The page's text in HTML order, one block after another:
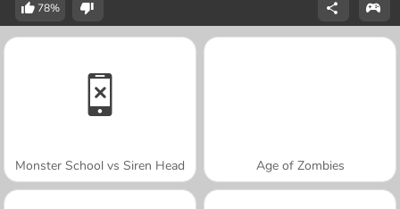
78%
Monster School vs Siren Head Age of Zombies